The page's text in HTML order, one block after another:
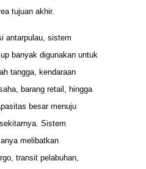
tujuan akhir.
antarpulau, sistem
banyak digunakan untuk
tangga, kendaraan
barang retail, hingga
besar menuju
Sistem
melibatkan
transit pelabuhan,